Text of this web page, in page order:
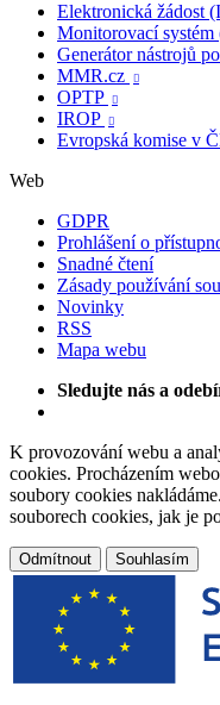
Elektronická žádost
Monitorovací
Generátor nástrojů
MMR.cz 
OPTP 
IROP 
Evropská komise v
Web
GDPR
Prohlášení o
Snadné čtení
Zásady používání
Novinky
RSS
Mapa webu
Sledujte nás a
K provozování webu a
cookies. Procházením
soubory cookies
souborech cookies, jak je
Odmítnout Souhlasím